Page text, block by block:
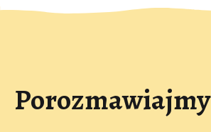
Porozmawiajmy